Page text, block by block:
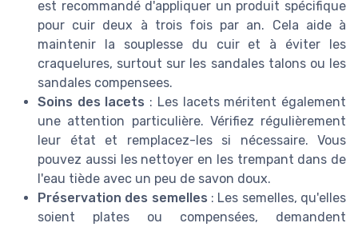
est recommandé d'appliquer un produit spécifique
pour cuir deux à trois fois par an. Cela aide à
maintenir la souplesse du cuir et à éviter les
craquelures, surtout sur les sandales talons ou les
sandales compensees.
Soins des lacets : Les lacets méritent également
une attention particulière. Vérifiez régulièrement
leur état et remplacez-les si nécessaire. Vous
pouvez aussi les nettoyer en les trempant dans de
l'eau tiède avec un peu de savon doux.
Préservation des semelles : Les semelles, qu'elles
soient plates ou compensées, demandent